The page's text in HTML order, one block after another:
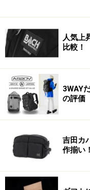
人気上
比較！
3WAY
の評価
吉田カ
作揃い！